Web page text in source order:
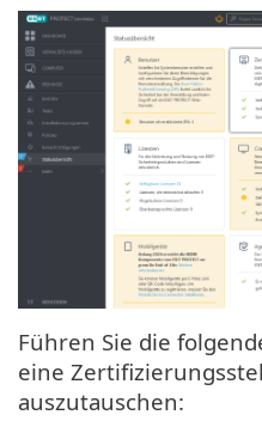
Führen Sie die
eine
auszutauschen: